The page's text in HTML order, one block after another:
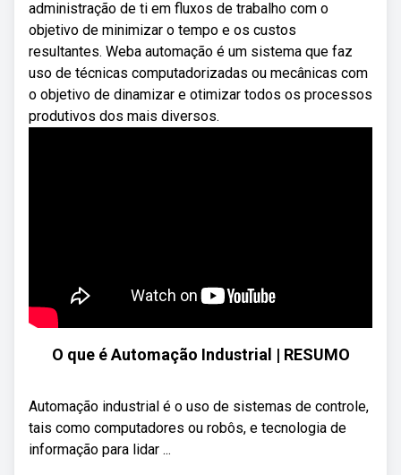
administração de ti em fluxos de trabalho com o
objetivo de minimizar o tempo e os custos
resultantes. Weba automação é um sistema que faz
uso de técnicas computadorizadas ou mecânicas com
o objetivo de dinamizar e otimizar todos os processos
produtivos dos mais diversos.
O que é Automação Industrial | RESUMO
Automação industrial é o uso de sistemas de controle,
tais como computadores ou robôs, e tecnologia de
informação para lidar ...